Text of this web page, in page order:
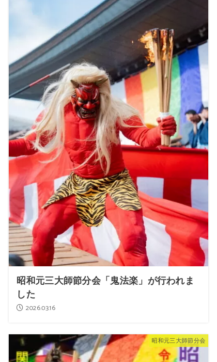
昭和元三大師節分会「鬼法楽」が行われま
した
2026.03.16
昭和元三大師節分会